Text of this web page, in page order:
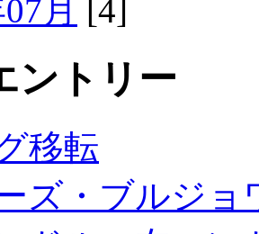
月 [4]
ントリー
移転
ズ・ブルジョ